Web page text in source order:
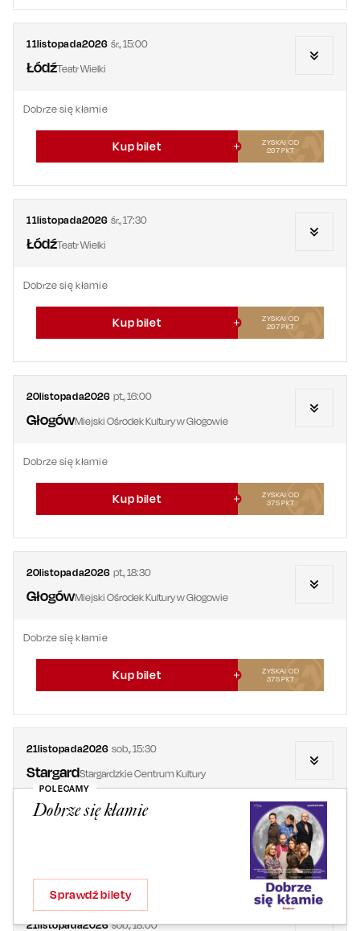
POLECAMY
Dobrze się kłamie
Sprawdź bilety
11listopada2026 śr.,15:00
ŁódźTeatr Wielki
Dobrze się kłamie
Kup bilet
ZYSKAJ OD
297PKT
11listopada2026 śr.,17:30
ŁódźTeatr Wielki
Dobrze się kłamie
Kup bilet
ZYSKAJ OD
297PKT
20listopada2026 pt.,16:00
GłogówMiejski Ośrodek Kultury w Głogowie
Dobrze się kłamie
Kup bilet
ZYSKAJ OD
375PKT
20listopada2026 pt.,18:30
GłogówMiejski Ośrodek Kultury w Głogowie
Dobrze się kłamie
Kup bilet
ZYSKAJ OD
375PKT
21listopada2026 sob.,15:30
StargardStargardzkie Centrum Kultury
Dobrze się kłamie
ZYSKAJ OD
300PKT
21listopada2026 sob.,18:00